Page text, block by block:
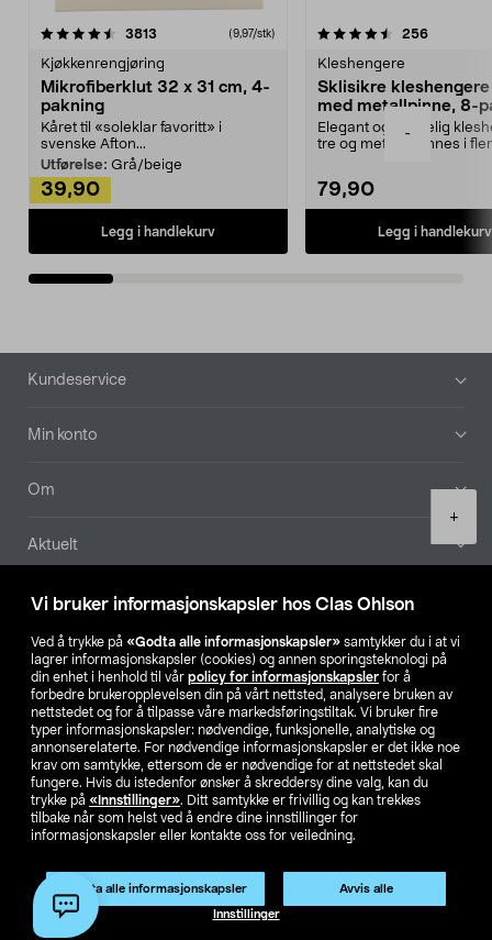
Vi bruker informasjonskapsler hos Clas Ohlson
Ved å trykke på «Godta alle informasjonskapsler» samtykker du i at vi
lagrer informasjonskapsler (cookies) og annen sporingsteknologi på
din enhet i henhold til vår policy for informasjonskapsler for å
forbedre brukeropplevelsen din på vårt nettsted, analysere bruken av
nettstedet og for å tilpasse våre markedsføringstiltak. Vi bruker fire
typer informasjonskapsler: nødvendige, funksjonelle, analytiske og
annonserelaterte. For nødvendige informasjonskapsler er det ikke noe
krav om samtykke, ettersom de er nødvendige for at nettstedet skal
fungere. Hvis du istedenfor ønsker å skreddersy dine valg, kan du
trykke på «Innstillinger». Ditt samtykke er frivillig og kan trekkes
tilbake når som helst ved å endre dine innstillinger for
informasjonskapsler eller kontakte oss for veiledning.
Godta alle informasjonskapsler Avvis alle
Innstillinger
-
+
Legg i handlekurv
3813 anmeldelser(9,97/stk)
Kjøkkenrengjøring
Mikrofiberklut 32 x 31 cm, 4-
pakning
Kåret til «soleklar favoritt» i
svenske Afton...
Utførelse: Grå/beige
39,90
Legg i handlekurv
4.5av 5 stjerner 256
Kleshengere
Sklisikre
med metallpinne, 8-
Elegant og skikkelig
tre og metall – finnes i
79,90
Legg i handlekurv
4.5av 5 stjerner
Bunntekst
Kundeservice
Min konto
Om
Aktuelt
Våre selskaper
Finn din butikk
SE NO FI
Endre til priser ekskl. moms